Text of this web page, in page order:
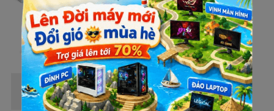
Liên hệ
Wifi TP Link CPE510
Liên hệ
Wifi TP Link Archer MR400
Liên hệ